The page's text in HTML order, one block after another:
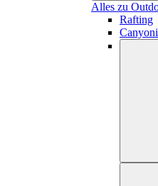
Alles zu
Rafting